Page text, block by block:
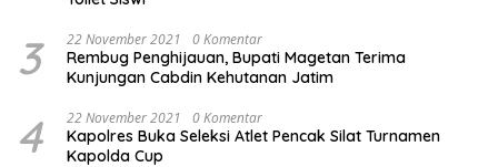
3 22 November 2021 0 Komentar
Rembug Penghijauan, Bupati Magetan Terima
Kunjungan Cabdin Kehutanan Jatim
4 22 November 2021 0 Komentar
Kapolres Buka Seleksi Atlet Pencak Silat Turnamen
Kapolda Cup